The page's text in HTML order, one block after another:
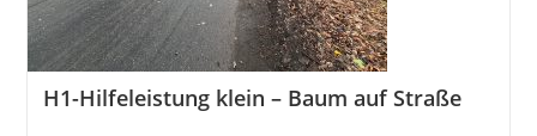
H1-Hilfeleistung klein – Baum auf Straße